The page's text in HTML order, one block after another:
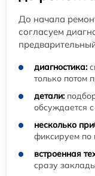
До начала
согласуем
диагностика:
только потом
детали:
обсуждается
несколько
фиксируем по
встроенная
сразу